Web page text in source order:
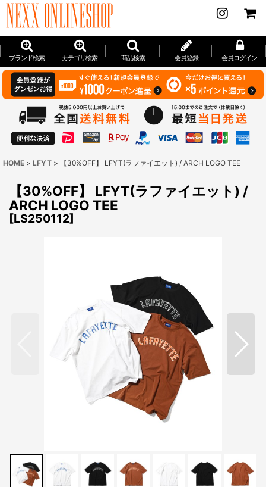
ブランド検索 カテゴリ検索 商品検索 会員登録 会員ログイン
HOME > LFYT > 【30%OFF】 LFYT(ラファイエット) / ARCH LOGO TEE
【30%OFF】 LFYT(ラファイエット) /
ARCH LOGO TEE
[LS250112]